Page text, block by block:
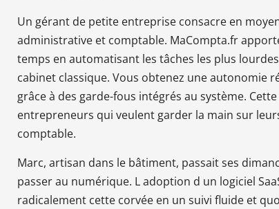
Un gérant de petite entreprise consacre en
administrative et comptable. MaCompta.fr
temps en automatisant les tâches les plus
cabinet classique. Vous obtenez une autonomie
grâce à des garde-fous intégrés au système.
entrepreneurs qui veulent garder la main sur
comptable.
Marc, artisan dans le bâtiment, passait ses
passer au numérique. L adoption d un logiciel
radicalement cette corvée en un suivi fluide et